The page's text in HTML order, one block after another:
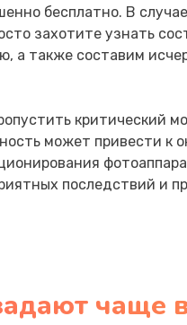
бесплатно. В
захотите узнать
а также составим
критический
может привести к
последствий и
чаще